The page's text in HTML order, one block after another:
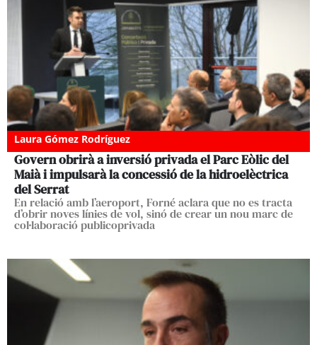
Laura Gómez Rodríguez
Govern obrirà a inversió privada el Parc Eòlic del
Maià i impulsarà la concessió de la hidroelèctrica
del Serrat
En relació amb l’aeroport, Forné aclara que no es tracta
d’obrir noves línies de vol, sinó de crear un nou marc de
col·laboració publicoprivada